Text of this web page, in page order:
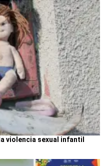
violencia sexual infantil